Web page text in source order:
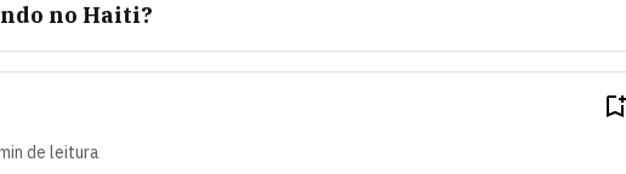
no Haiti?
de leitura